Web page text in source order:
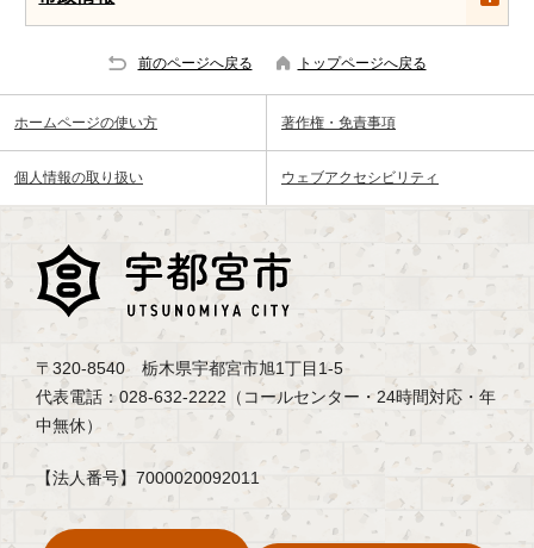
前のページへ戻る トップページへ戻る
ホームページの使い方 著作権・免責事項
個人情報の取り扱い ウェブアクセシビリティ
〒320-8540 栃木県宇都宮市旭1丁目1-5
代表電話：028-632-2222（コールセンター・24時間対応・年
中無休）
【法人番号】7000020092011